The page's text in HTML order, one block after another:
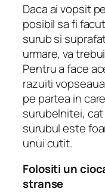
Daca ai vopsit
posibil sa fi
surub si
urmare, va
Pentru a face
razuiti
pe partea in
surubelnitei,
surubul este
unui cutit.
Folositi un
stranse